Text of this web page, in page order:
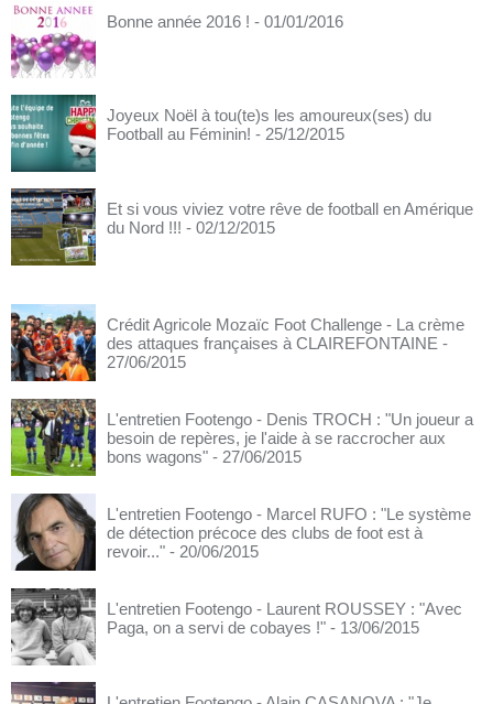
Bonne année 2016 ! - 01/01/2016
Joyeux Noël à tou(te)s les amoureux(ses) du
Football au Féminin! - 25/12/2015
Et si vous viviez votre rêve de football en Amérique
du Nord !!! - 02/12/2015
Crédit Agricole Mozaïc Foot Challenge - La crème
des attaques françaises à CLAIREFONTAINE -
27/06/2015
L'entretien Footengo - Denis TROCH : "Un joueur a
besoin de repères, je l'aide à se raccrocher aux
bons wagons" - 27/06/2015
L'entretien Footengo - Marcel RUFO : "Le système
de détection précoce des clubs de foot est à
revoir..." - 20/06/2015
L'entretien Footengo - Laurent ROUSSEY : "Avec
Paga, on a servi de cobayes !" - 13/06/2015